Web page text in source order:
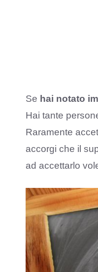
Se hai notato
Hai tante
Raramente
accorgi che il
ad accettarlo